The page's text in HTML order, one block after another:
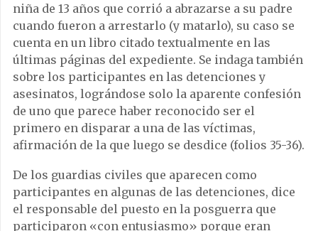
niña de 13 años que corrió a abrazarse a su padre
cuando fueron a arrestarlo (y matarlo), su caso se
cuenta en un libro citado textualmente en las
últimas páginas del expediente. Se indaga también
sobre los participantes en las detenciones y
asesinatos, lográndose solo la aparente confesión
de uno que parece haber reconocido ser el
primero en disparar a una de las víctimas,
afirmación de la que luego se desdice (folios 35-36).
De los guardias civiles que aparecen como
participantes en algunas de las detenciones, dice
el responsable del puesto en la posguerra que
participaron «con entusiasmo» porque eran